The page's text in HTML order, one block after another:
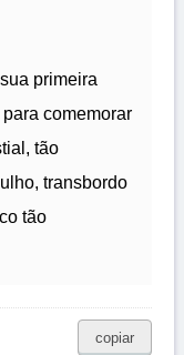
primeira
comemorar
tão
transbordo
tão
copiar